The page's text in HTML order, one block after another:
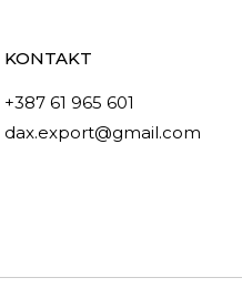
KONTAKT
+387 61 965 601
dax.export@gmail.com